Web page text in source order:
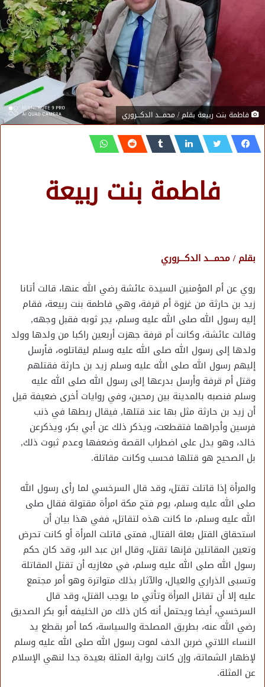
فاطمة بنت ربيعة بقلم / محمـــد الدكـــروري
فاطمة بنت ربيعة
بقلم / محمـــد الدكـــروري
روي عن أم المؤمنين السيدة عائشة رضي الله عنها، قالت أتانا
زيد بن حارثة من غزوة أم قرفة، وهي فاطمة بنت ربيعة، فقام
إليه رسول الله صلى الله عليه وسلم، يجر ثوبه فقبل وجهه,
وقالت عائشة، وكانت أم قرفة جهزت أربعين راكبا من ولدها وولد
ولدها إلى رسول الله صلى الله عليه وسلم ليقاتلوه، فأرسل
إليهم رسول الله صلى الله عليه وسلم زيد بن حارثة فقتلهم
وقتل أم قرفة وأرسل بدرعها إلى رسول الله صلى الله عليه
وسلم فنصبه بالمدينة بين رمحين، وفي روايات أخرى ضعيفة قيل
أن زيد بن حارثة مثل بها عند قتلها, فيقال ربطها في ذنب
فرسين وأجراهما فتقطعت، ويذكر ذلك عن أبي بكر، ويذكرعن
خالد، وهو يدل على اضطراب القصة وضعفها وعدم ثبوت ذلك,
بل الصحيح هو قتلها فحسب وكانت مقاتلة.
والمرأة إذا قاتلت تقتل، وقد قال السرخسي لما رأى رسول الله
صلى الله عليه وسلم، يوم فتح مكة امرأة مقتولة فقال صلى
الله عليه وسلم، ما كانت هذه لتقاتل، ففي هذا بيان أن
استحقاق القتل بعلة القتال, فمتى قاتلت المرأة أو كانت تحرض
وتعين المقاتلين فإنها تقتل، وقال ابن عبد البر، وقد كان حكم
رسول الله صلى الله عليه وسلم، في مغازيه أن تقتل المقاتلة
وتسبى الذراري والعيال، والآثار بذلك متواترة وهو أمر مجتمع
عليه إلا أن تقاتل المرأة وتأتي ما يوجب القتل، وقد قال
السرخسي، أيضا ويحتمل أنه كان ذلك من الخليفه أبو بكر الصديق
رضي الله عنه، بطريق المصلحة والسياسة، كما أمر بقطع يد
النساء اللاتي ضربن الدف لموت رسول الله صلى الله عليه وسلم
لإظهار الشماتة، وإن كانت رواية المثلة بعيدة جدا لنهي الإسلام
عن المثلة.